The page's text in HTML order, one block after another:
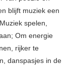
blijft muziek een
spelen,
Om energie
rijker te
danspasjes in de